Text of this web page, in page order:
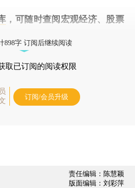
，可随时查阅宏观经济、股票
898字 订阅后继续阅读
取已订阅的阅读权限
订阅/会员升级
责任编辑：陈慧颖
版面编辑：刘彩萍